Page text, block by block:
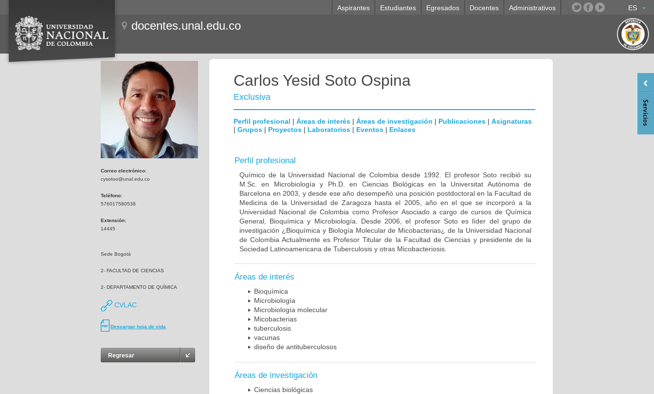
ES
Aspirantes Estudiantes Egresados Docentes Administrativos
docentes.unal.edu.co
Correo electrónico:
cysotoo@unal.edu.co
Teléfono:
576017580538
Extensión:
14445
Sede Bogotá
2- FACULTAD DE CIENCIAS
2- DEPARTAMENTO DE QUÍMICA
CVLAC
Descargar hoja de vida
Regresar
Carlos Yesid Soto Ospina
Exclusiva
Perfil profesional | Áreas de interés | Áreas de investigación | Publicaciones | Asignaturas
| Grupos | Proyectos | Laboratorios | Eventos | Enlaces
Perfil profesional
Químico de la Universidad Nacional de Colombia desde 1992. El profesor Soto recibió su
M.Sc. en Microbiología y Ph.D. en Ciencias Biológicas en la Universitat Autònoma de
Barcelona en 2003, y desde ese año desempeñó una posición postdoctoral en la Facultad de
Medicina de la Universidad de Zaragoza hasta el 2005, año en el que se incorporó a la
Universidad Nacional de Colombia como Profesor Asociado a cargo de cursos de Química
General, Bioquímica y Microbiología. Desde 2006, el profesor Soto es líder del grupo de
investigación ¿Bioquímica y Biología Molecular de Micobacterias¿ de la Universidad Nacional
de Colombia Actualmente es Profesor Titular de la Facultad de Ciencias y presidente de la
Sociedad Latinoamericana de Tuberculosis y otras Micobacteriosis.
Áreas de interés
Bioquímica
Microbiología
Microbiología molecular
Micobacterias
tuberculosis
vacunas
diseño de antituberculosos
Áreas de investigación
Ciencias biológicas